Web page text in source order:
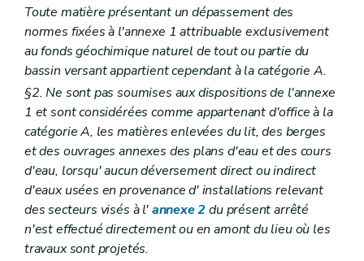
Toute matière présentant un dépassement des
normes fixées à l'annexe 1 attribuable exclusivement
au fonds géochimique naturel de tout ou partie du
bassin versant appartient cependant à la catégorie A.
§2. Ne sont pas soumises aux dispositions de l'annexe
1 et sont considérées comme appartenant d'office à la
catégorie A, les matières enlevées du lit, des berges
et des ouvrages annexes des plans d'eau et des cours
d'eau, lorsqu' aucun déversement direct ou indirect
d'eaux usées en provenance d' installations relevant
des secteurs visés à l'annexe 2 du présent arrêté
n'est effectué directement ou en amont du lieu où les
travaux sont projetés.